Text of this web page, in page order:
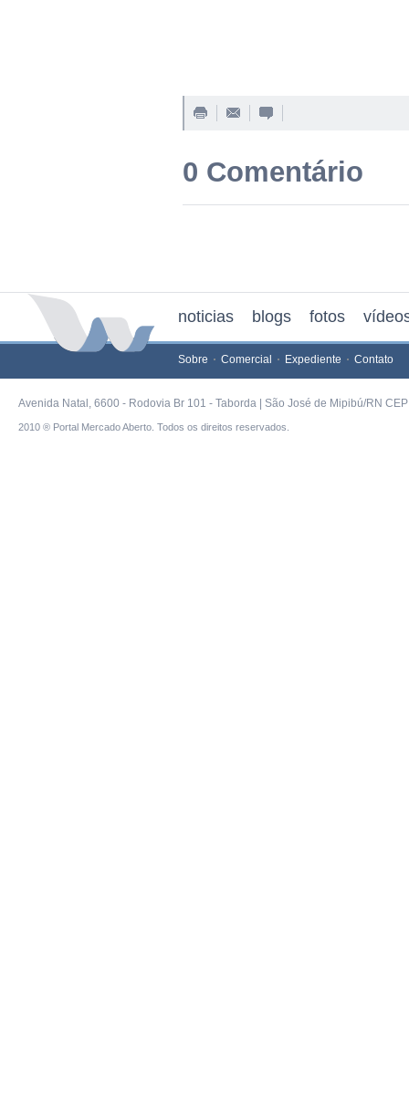
0 Comentário
noticias blogs fotos
Sobre Comercial Expediente Contato
Avenida Natal, 6600 - Rodovia Br 101 - Taborda | São José de Mipibú/RN
2010 ® Portal Mercado Aberto. Todos os direitos reservados.